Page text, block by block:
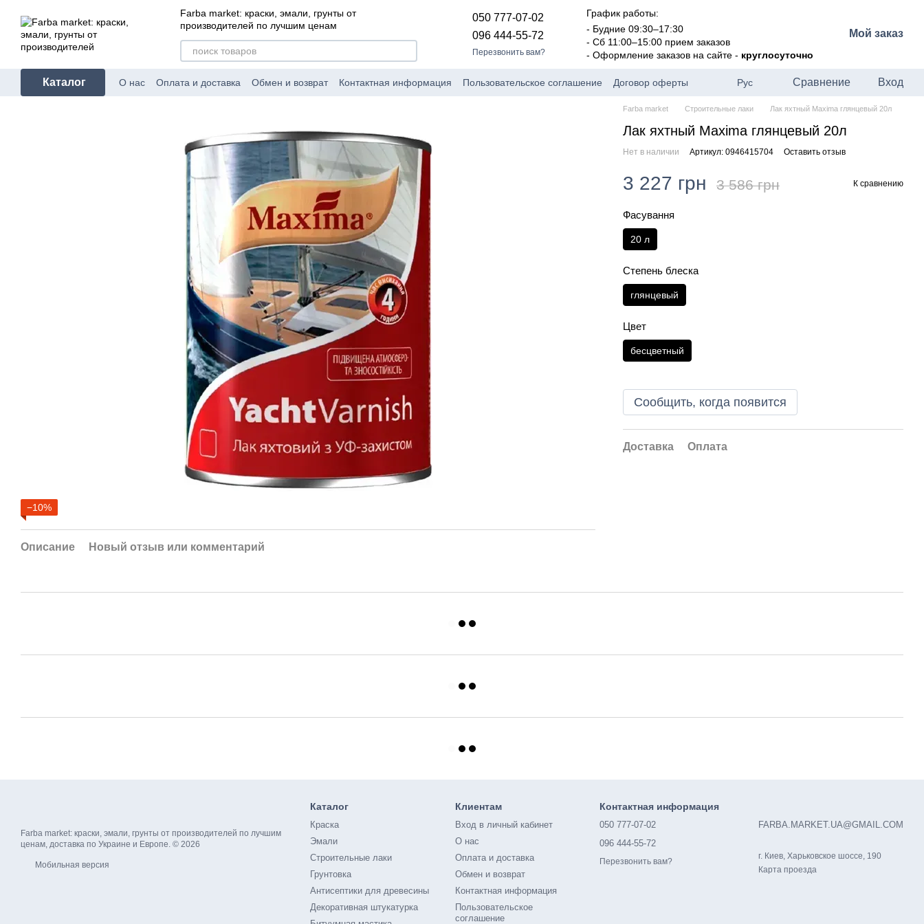
Farba market: краски, эмали, грунты от
производителей по лучшим ценам
050 777-07-02
096 444-55-72
Перезвонить вам?
График работы:
- Будние 09:30–17:30
- Сб 11:00–15:00 прием заказов
- Оформление заказов на сайте - круглосуточно
Мой заказ
Каталог О нас Оплата и доставка Обмен и возврат Контактная информация Пользовательское соглашение Договор оферты Рус Сравнение Вход
−10%
Описание Новый отзыв или комментарий
Farba market Строительные лаки Лак яхтный Maxima глянцевый 20л
Лак яхтный Maxima глянцевый 20л
Нет в наличии Артикул: 0946415704 Оставить отзыв
3 227 грн 3 586 грн К сравнению
Фасування
20 л
Степень блеска
глянцевый
Цвет
бесцветный
Сообщить, когда появится
Доставка Оплата
Farba market: краски, эмали, грунты от производителей по лучшим
ценам, доставка по Украине и Европе. © 2026
Мобильная версия
Каталог
Краска
Эмали
Строительные лаки
Грунтовка
Антисептики для древесины
Декоративная штукатурка
Клиентам
Вход в личный кабинет
О нас
Оплата и доставка
Обмен и возврат
Контактная информация
Пользовательское
соглашение
Контактная информация
050 777-07-02
096 444-55-72
Перезвонить вам?
FARBA.MARKET.UA@GMAIL.COM
г. Киев, Харьковское шоссе, 190
Карта проезда